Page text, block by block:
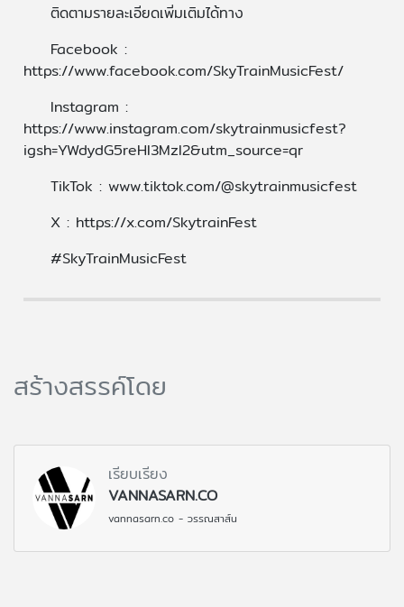
ติดตามรายละเอียดเพิ่มเติมได้ทาง
Facebook :
https://www.facebook.com/SkyTrainMusicFest/
Instagram :
https://www.instagram.com/skytrainmusicfest?
igsh=YWdydG5reHl3MzI2&utm_source=qr
TikTok : www.tiktok.com/@skytrainmusicfest
X : https://x.com/SkytrainFest
#SkyTrainMusicFest
สร้างสรรค์โดย
เรียบเรียง
VANNASARN.CO
vannasarn.co - วรรณสาส์น